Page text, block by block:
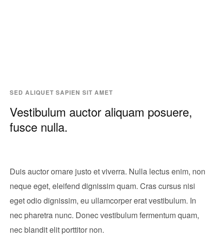
SED ALIQUET SAPIEN SIT AMET
Vestibulum auctor aliquam posuere,
fusce nulla.
Duis auctor ornare justo et viverra. Nulla lectus enim, non
neque eget, eleifend dignissim quam. Cras cursus nisi
eget odio dignissim, eu ullamcorper erat vestibulum. In
nec pharetra nunc. Donec vestibulum fermentum quam,
nec blandit elit porttitor non.